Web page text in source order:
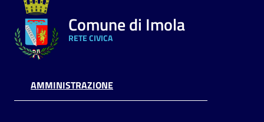
Comune di Imola
RETE CIVICA
AMMINISTRAZIONE